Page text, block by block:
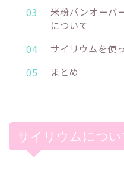
米粉パンオーバ
について
サイリウムを使
まとめ
サイリウムについ